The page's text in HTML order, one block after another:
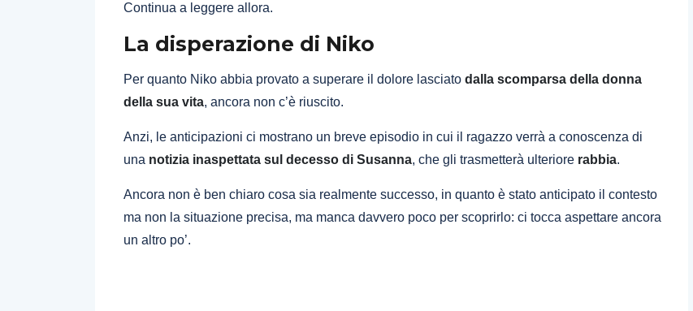
Continua a leggere allora.
La disperazione di Niko
Per quanto Niko abbia provato a superare il dolore lasciato dalla scomparsa della donna
della sua vita, ancora non c’è riuscito.
Anzi, le anticipazioni ci mostrano un breve episodio in cui il ragazzo verrà a conoscenza di
una notizia inaspettata sul decesso di Susanna, che gli trasmetterà ulteriore rabbia.
Ancora non è ben chiaro cosa sia realmente successo, in quanto è stato anticipato il contesto
ma non la situazione precisa, ma manca davvero poco per scoprirlo: ci tocca aspettare ancora
un altro po’.